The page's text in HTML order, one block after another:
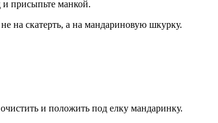
присыпьте манкой.
на скатерть, а на мандариновую шкурку.
и положить под елку мандаринку.